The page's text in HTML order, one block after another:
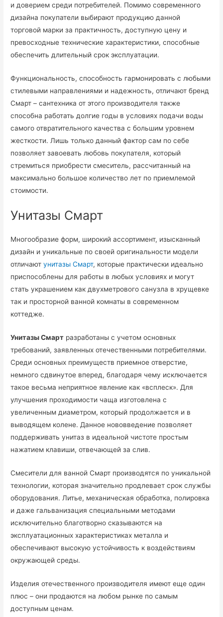
и доверием среди потребителей. Помимо современного
дизайна покупатели выбирают продукцию данной
торговой марки за практичность, доступную цену и
превосходные технические характеристики, способные
обеспечить длительный срок эксплуатации.
Функциональность, способность гармонировать с любыми
стилевыми направлениями и надежность, отличают бренд
Смарт – сантехника от этого производителя также
способна работать долгие годы в условиях подачи воды
самого отвратительного качества с большим уровнем
жесткости. Лишь только данный фактор сам по себе
позволяет завоевать любовь покупателя, который
стремиться приобрести смеситель, рассчитанный на
максимально большое количество лет по приемлемой
стоимости.
Унитазы Смарт
Многообразие форм, широкий ассортимент, изысканный
дизайн и уникальные по своей оригинальности модели
отличаютунитазы Смарт, которые практически идеально
приспособлены для работы в любых условиях и могут
стать украшением как двухметрового санузла в хрущевке
так и просторной ванной комнаты в современном
коттедже.
Унитазы Смарт разработаны с учетом основных
требований, заявленных отечественными потребителями.
Среди основных преимуществ приемное отверстие,
немного сдвинутое вперед, благодаря чему исключается
такое весьма неприятное явление как «всплеск». Для
улучшения проходимости чаща изготовлена с
увеличенным диаметром, который продолжается и в
выводящем колене. Данное нововведение позволяет
поддерживать унитаз в идеальной чистоте простым
нажатием клавиши, отвечающей за слив.
Смесители для ванной Смарт производятся по уникальной
технологии, которая значительно продлевает срок службы
оборудования. Литье, механическая обработка, полировка
и даже гальванизация специальными методами
исключительно благотворно сказываются на
эксплуатационных характеристиках металла и
обеспечивают высокую устойчивость к воздействиям
окружающей среды.
Изделия отечественного производителя имеют еще один
плюс – они продаются на любом рынке по самым
доступным ценам.